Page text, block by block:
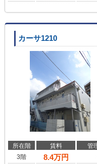
カーサ1210
所在階 賃料 管
3階
8.4万円